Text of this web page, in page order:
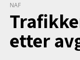
NAF
etter